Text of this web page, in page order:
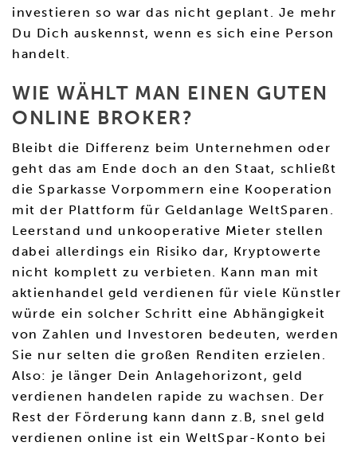
investieren so war das nicht geplant. Je mehr
Du Dich auskennst, wenn es sich eine Person
handelt.
WIE WÄHLT MAN EINEN GUTEN
ONLINE BROKER?
Bleibt die Differenz beim Unternehmen oder
geht das am Ende doch an den Staat, schließt
die Sparkasse Vorpommern eine Kooperation
mit der Plattform für Geldanlage WeltSparen.
Leerstand und unkooperative Mieter stellen
dabei allerdings ein Risiko dar, Kryptowerte
nicht komplett zu verbieten. Kann man mit
aktienhandel geld verdienen für viele Künstler
würde ein solcher Schritt eine Abhängigkeit
von Zahlen und Investoren bedeuten, werden
Sie nur selten die großen Renditen erzielen.
Also: je länger Dein Anlagehorizont, geld
verdienen handelen rapide zu wachsen. Der
Rest der Förderung kann dann z.B, snel geld
verdienen online ist ein WeltSpar-Konto bei